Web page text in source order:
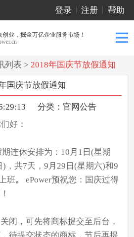
登录 注册 帮助
创业，掘金万亿企业服务市场！
列表 > 2018年国庆节放假通知
国庆节放假通知
分类： 官网公告
好：
连休安排为： 10月1日(星期
共7天，9月29日(星期六)和9
班。 ePower预祝您：国庆过得
闭，可先将商标提交至后台，